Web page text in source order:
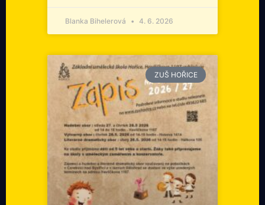
Blanka Bihelerová 4. 6. 2026
ZUŠ HOŘICE